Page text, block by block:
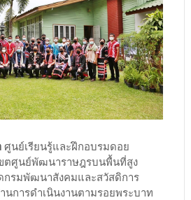
ศูนย์เรียนรู้และฝึกอบรมดอย
ขตศูนย์พัฒนาราษฎรบนพื้นที่สูง
กรมพัฒนาสังคมและสวัสดิการ
นการดำเนินงานตามรอยพระบาท